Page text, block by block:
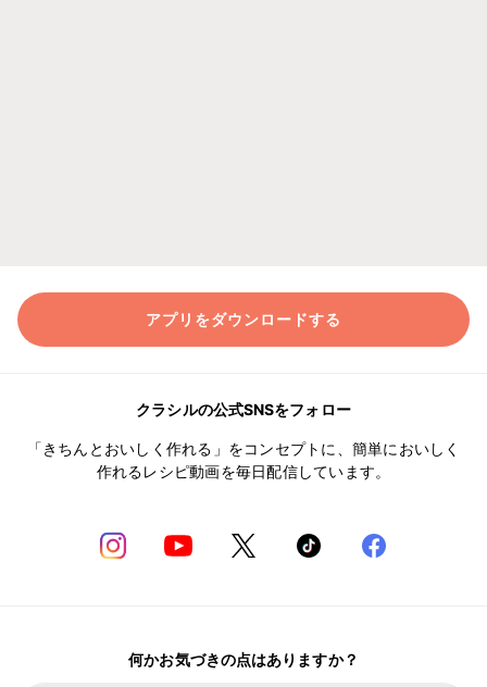
アプリをダウンロードする
クラシルの公式SNSをフォロー
「きちんとおいしく作れる」をコンセプトに、簡単においしく
作れるレシピ動画を毎日配信しています。
何かお気づきの点はありますか？